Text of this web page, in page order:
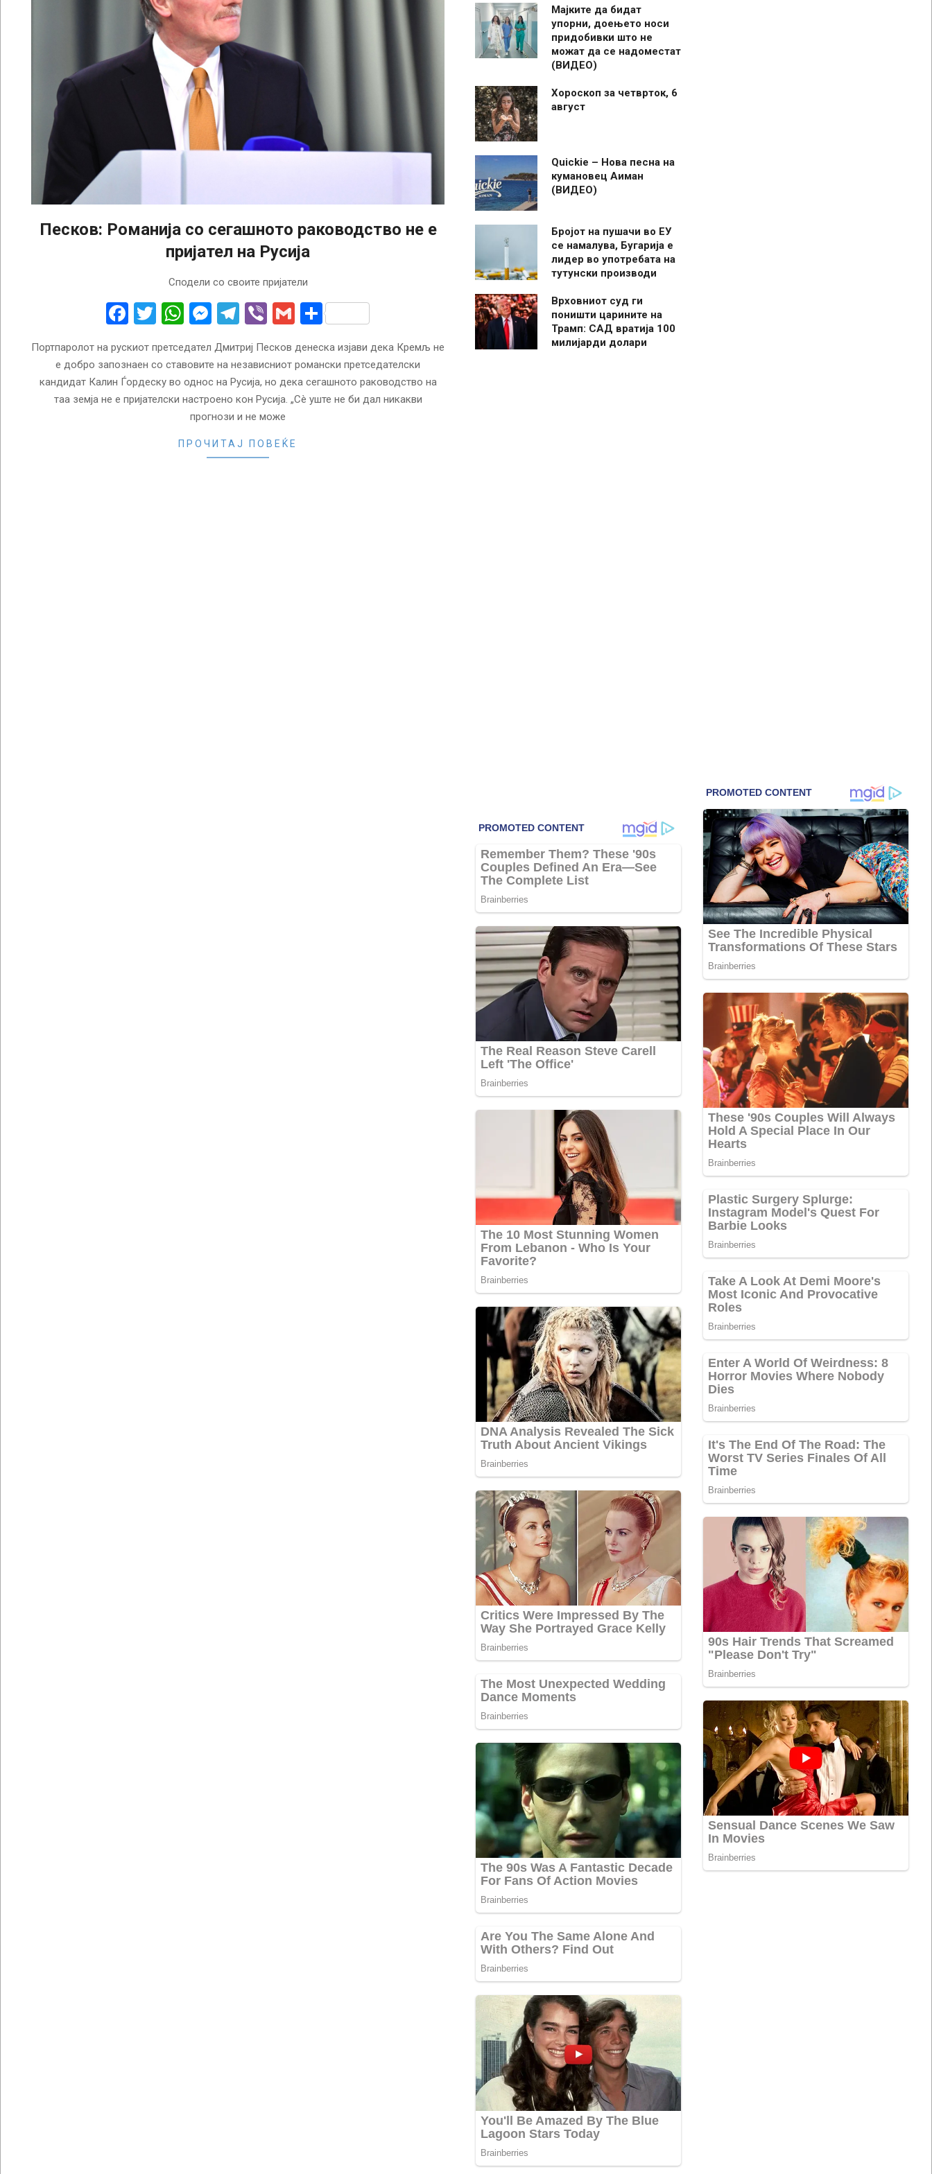
Песков: Романија со сегашното раководство не е
пријател на Русија
Сподели со своите пријатели
Facebook
Twitter
WhatsApp
Messenger
Telegram
ViberGmailShare
Портпаролот на рускиот претседател Дмитриј Песков денеска изјави дека Кремљ не
е добро запознаен со ставовите на независниот романски претседателски
кандидат Калин Ѓордеску во однос на Русија, но дека сегашното раководство на
таа земја не е пријателски настроено кон Русија. „Сè уште не би дал никакви
прогнози и не може
ПРОЧИТАЈ ПОВЕЌЕ
Мајките да бидат
упорни, доењето носи
придобивки што не
можат да се надоместат
(ВИДЕО)
Хороскоп за четврток, 6
август
Quickie – Нова песна на
кумановец Аиман
(ВИДЕО)
Бројот на пушачи во ЕУ
се намалува, Бугарија е
лидер во употребата на
тутунски производи
Врховниот суд ги
поништи царините на
Трамп: САД вратија 100
милијарди долари